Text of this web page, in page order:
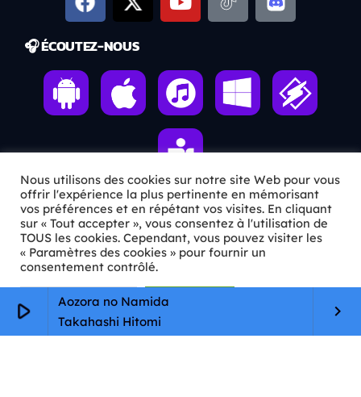
play_arrow
Aozora no Namida
Takahashi Hitomi
keyboard_arrow_right
🎧 ÉCOUTEZ-NOUS
ℹ️ INFOS PRATIQUES
✉️Contact
🦊Qui sommes-nous ?
📄
Mentions légales
Nous utilisons des cookies sur notre site Web pour vous
offrir l'expérience la plus pertinente en mémorisant
vos préférences et en répétant vos visites. En cliquant
sur « Tout accepter », vous consentez à l'utilisation de
TOUS les cookies. Cependant, vous pouvez visiter les
« Paramètres des cookies » pour fournir un
consentement contrôlé.
Paramètres Cookie Tout accepter